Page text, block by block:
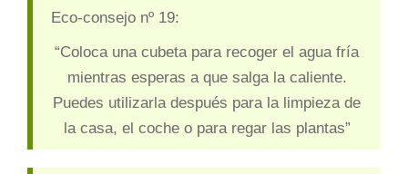
Eco-consejo nº 19:
“Coloca una cubeta para recoger el agua fría
mientras esperas a que salga la caliente.
Puedes utilizarla después para la limpieza de
la casa, el coche o para regar las plantas”